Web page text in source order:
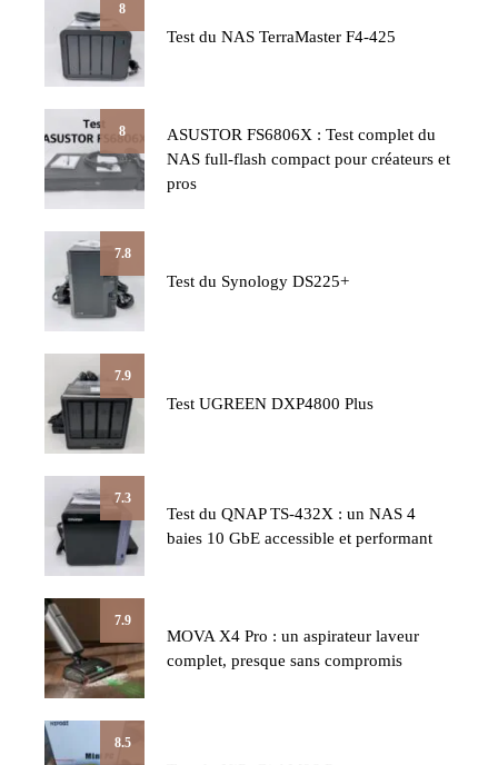
8
Test du NAS TerraMaster F4-425
8
ASUSTOR FS6806X : Test complet du
NAS full-flash compact pour créateurs et
pros
7.8
Test du Synology DS225+
7.9
Test UGREEN DXP4800 Plus
7.3
Test du QNAP TS-432X : un NAS 4
baies 10 GbE accessible et performant
7.9
MOVA X4 Pro : un aspirateur laveur
complet, presque sans compromis
8.5